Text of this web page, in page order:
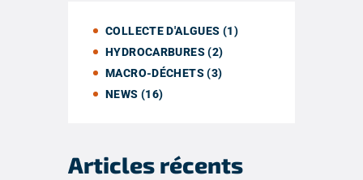
COLLECTE D'ALGUES (1)
HYDROCARBURES(2)
MACRO-DÉCHETS(3)
NEWS (16)
Articles récents